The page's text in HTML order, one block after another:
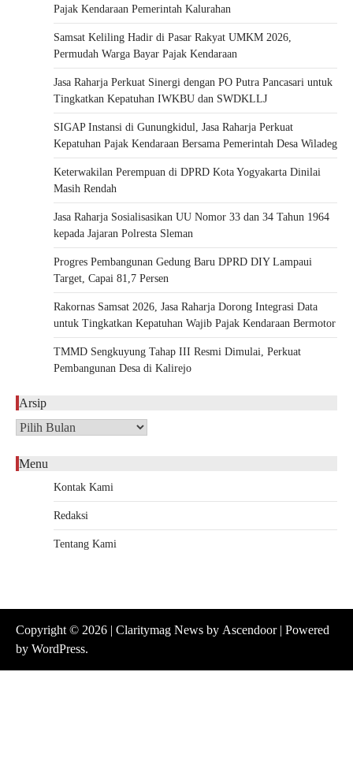
Pajak Kendaraan Pemerintah Kalurahan
Samsat Keliling Hadir di Pasar Rakyat UMKM 2026,
Permudah Warga Bayar Pajak Kendaraan
Jasa Raharja Perkuat Sinergi dengan PO Putra Pancasari untuk
Tingkatkan Kepatuhan IWKBU dan SWDKLLJ
SIGAP Instansi di Gunungkidul, Jasa Raharja Perkuat
Kepatuhan Pajak Kendaraan Bersama Pemerintah Desa Wiladeg
Keterwakilan Perempuan di DPRD Kota Yogyakarta Dinilai
Masih Rendah
Jasa Raharja Sosialisasikan UU Nomor 33 dan 34 Tahun 1964
kepada Jajaran Polresta Sleman
Progres Pembangunan Gedung Baru DPRD DIY Lampaui
Target, Capai 81,7 Persen
Rakornas Samsat 2026, Jasa Raharja Dorong Integrasi Data
untuk Tingkatkan Kepatuhan Wajib Pajak Kendaraan Bermotor
TMMD Sengkuyung Tahap III Resmi Dimulai, Perkuat
Pembangunan Desa di Kalirejo
Arsip
Arsip
Menu
Kontak Kami
Redaksi
Tentang Kami
Copyright © 2026 | Claritymag News by Ascendoor| Powered
by WordPress.